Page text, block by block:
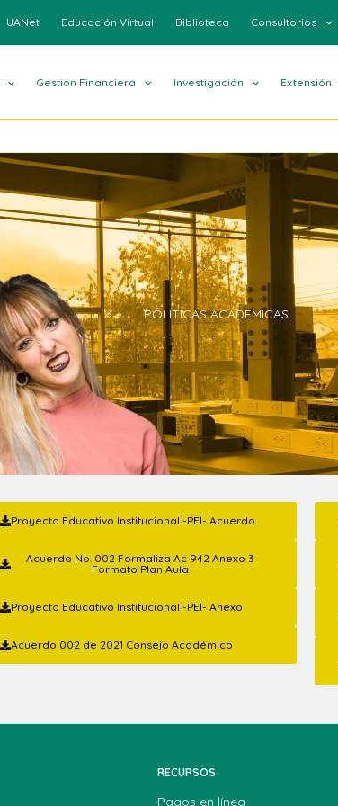
UANet Educación Virtual Biblioteca Consultorios
Gestión Financiera Investigación Extensión
POLÍTICAS ACADÉMICAS
Proyecto Educativo Institucional -PEI- Acuerdo
Acuerdo No. 002 Formaliza Ac 942 Anexo 3
Formato Plan Aula
Proyecto Educativo Institucional -PEI- Anexo
Acuerdo 002 de 2021 Consejo Académico
RECURSOS
Pagos en línea